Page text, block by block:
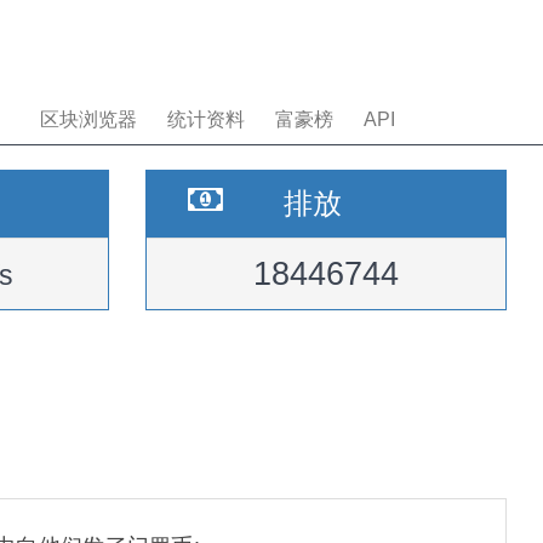
区块浏览器 统计资料 富豪榜 API
排放
18446744